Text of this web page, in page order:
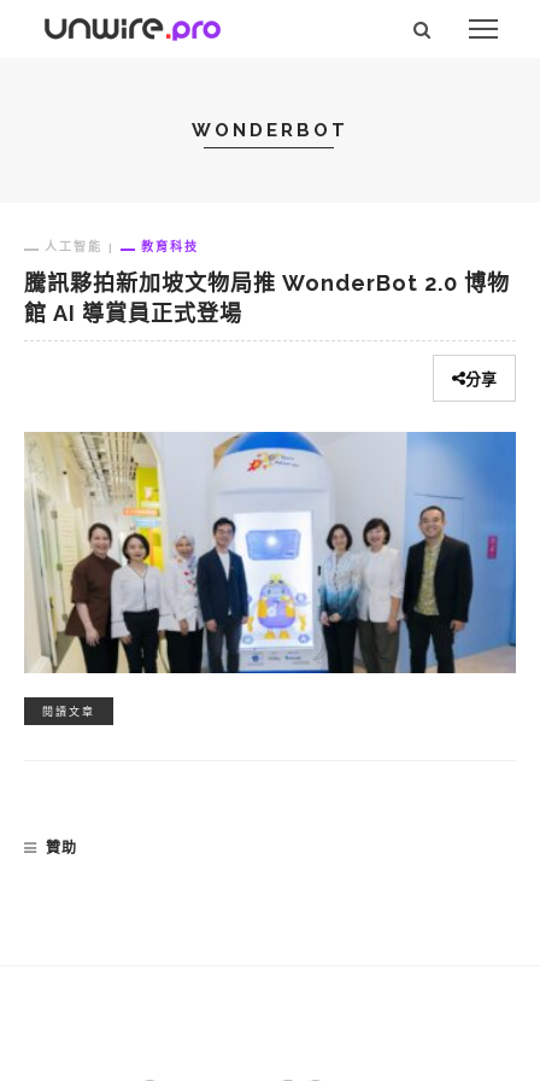
WONDERBOT
人工智能 教育科技
騰訊夥拍新加坡文物局推 WonderBot 2.0 博物
館 AI 導賞員正式登場
分享
閱讀文章
贊助